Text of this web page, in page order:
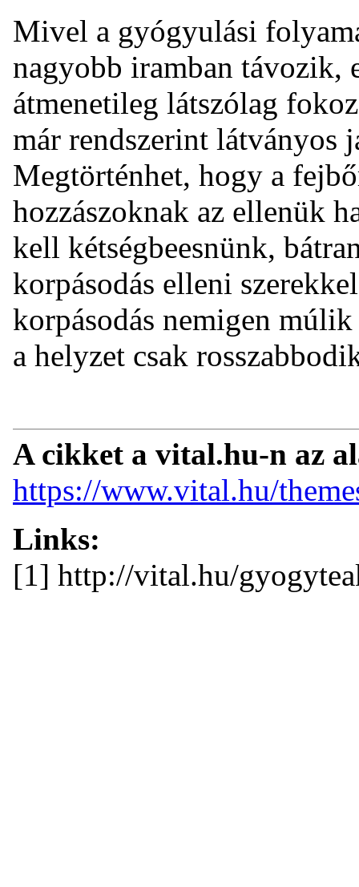
Mivel a gyógyulási
nagyobb iramban távozik,
átmenetileg látszólag
már rendszerint látványos
Megtörténhet, hogy a
hozzászoknak az ellenük
kell kétségbeesnünk,
korpásodás elleni
korpásodás nemigen
a helyzet csak
A cikket a vital.hu-n az
https://www.vital.hu/
Links:
[1] http://vital.hu/